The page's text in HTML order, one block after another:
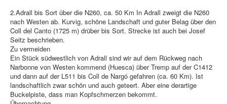
2.Adrall bis Sort über die N260, ca. 50 Km In Adrall zweigt die N260
nach Westen ab. Kurvig, schöne Landschaft und guter Belag über den
Coll del Canto (1725 m) drüber bis Sort. Strecke ist auch bei Josef
Seitz beschrieben.
Zu vermeiden
Ein Stück südwestlich von Adrall sind wir auf dem Rückweg nach
Narbonne von Westen kommend (Huesca) über Tremp auf der C1412
und dann auf der L511 bis Coll de Nargó gefahren (ca. 60 Km). Ist
landschaftlich zwar schön und auch geteert. Aber eine derartige
Buckelpiste, dass man Kopfschmerzen bekommt.